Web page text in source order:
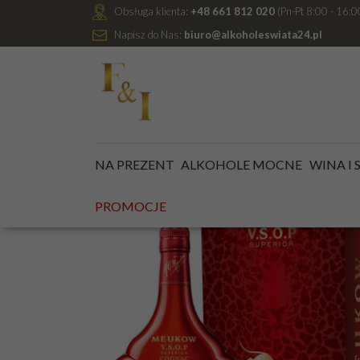
Obsługa klienta: +48 661 812 020 (Pn-Pt 8:00 -
Napisz do Nas: biuro@alkoholeswiata24.pl
NA PREZENT ALKOHOLE MOCNE WINA I
PROMOCJE